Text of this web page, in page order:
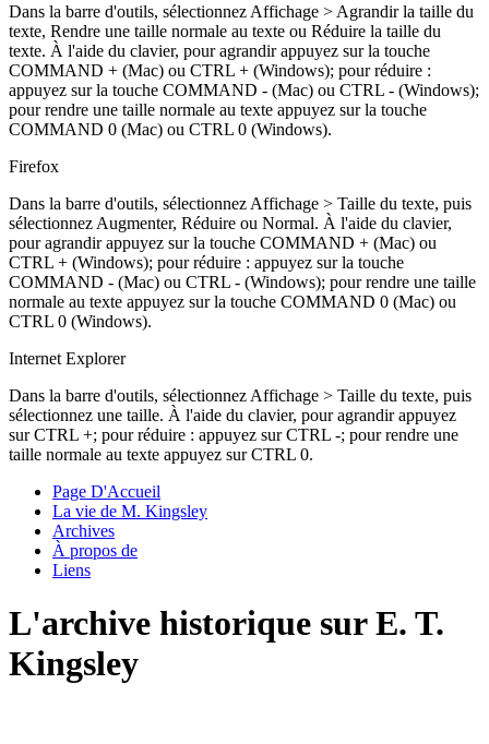
Dans la barre d'outils, sélectionnez Affichage > Agrandir la taille du
texte, Rendre une taille normale au texte ou Réduire la taille du
texte. À l'aide du clavier, pour agrandir appuyez sur la touche
COMMAND + (Mac) ou CTRL + (Windows); pour réduire :
appuyez sur la touche COMMAND - (Mac) ou CTRL - (Windows);
pour rendre une taille normale au texte appuyez sur la touche
COMMAND 0 (Mac) ou CTRL 0 (Windows).
Firefox
Dans la barre d'outils, sélectionnez Affichage > Taille du texte, puis
sélectionnez Augmenter, Réduire ou Normal. À l'aide du clavier,
pour agrandir appuyez sur la touche COMMAND + (Mac) ou
CTRL + (Windows); pour réduire : appuyez sur la touche
COMMAND - (Mac) ou CTRL - (Windows); pour rendre une taille
normale au texte appuyez sur la touche COMMAND 0 (Mac) ou
CTRL 0 (Windows).
Internet Explorer
Dans la barre d'outils, sélectionnez Affichage > Taille du texte, puis
sélectionnez une taille. À l'aide du clavier, pour agrandir appuyez
sur CTRL +; pour réduire : appuyez sur CTRL -; pour rendre une
taille normale au texte appuyez sur CTRL 0.
Page D'Accueil
La vie de M. Kingsley
Archives
À propos de
Liens
L'archive historique sur E. T.
Kingsley